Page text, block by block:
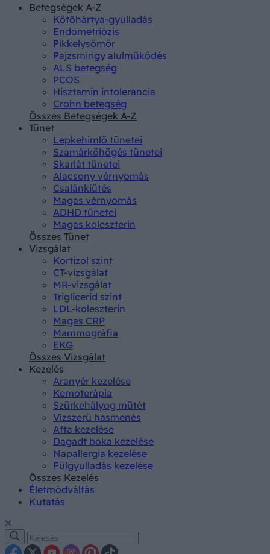
Betegségek A-Z
Kötőhártya-gyulladás
Endometriózis
Pikkelysömör
Pajzsmirigy alulműködés
ALS betegség
PCOS
Hisztamin intolerancia
Crohn betegség
Összes Betegségek A-Z
Tünet
Lepkehimlő tünetei
Szamárköhögés tünetei
Skarlát tünetei
Alacsony vérnyomás
Csalánkiütés
Magas vérnyomás
ADHD tünetei
Magas koleszterin
Összes Tünet
Vizsgálat
Kortizol szint
CT-vizsgálat
MR-vizsgálat
Triglicerid szint
LDL-koleszterin
Magas CRP
Mammográfia
EKG
Összes Vizsgálat
Kezelés
Aranyér kezelése
Kemoterápia
Szürkehályog műtét
Vízszerű hasmenés
Afta kezelése
Dagadt boka kezelése
Napallergia kezelése
Fülgyulladás kezelése
Összes Kezelés
Életmódváltás
Kutatás